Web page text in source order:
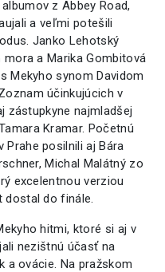
z Abbey Road,
a veľmi potešili
Janko Lehotský
a Marika Gombitová
Mekyho synom Davidom
účinkujúcich v
zástupkyne najmladšej
Kramar. Početnú
Prahe posilnili aj Bára
Michal Malátný zo
excelentnou verziou
dostal do finále.
hitmi, ktoré si aj v
nezištnú účasť na
a ovácie. Na pražskom